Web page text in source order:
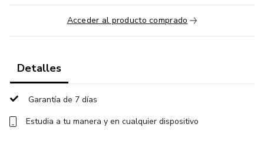
Acceder al producto comprado
Detalles
Garantía de 7 días
Estudia a tu manera y en cualquier dispositivo